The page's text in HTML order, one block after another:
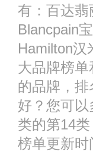
有：百达
Blancpain
Hamilton
大品牌榜
的品牌，
好？您可
类的第14类
榜单更新时